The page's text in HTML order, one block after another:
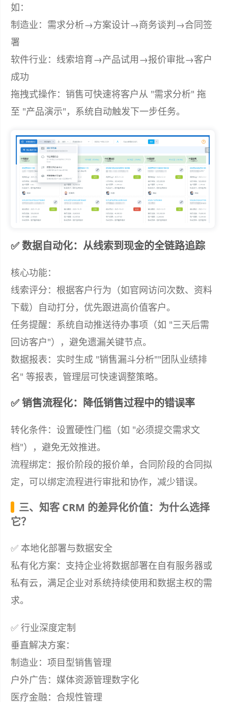
如：
制造业：需求分析→方案设计→商务谈判→合同签
署
软件行业：线索培育→产品试用→报价审批→客户
成功
拖拽式操作：销售可快速将客户从 "需求分析" 拖
至 "产品演示"，系统自动触发下一步任务。
✅ 数据自动化：从线索到现金的全链路追踪
核心功能：
线索评分：根据客户行为（如官网访问次数、资料
下载）自动打分，优先跟进高价值客户。
任务提醒：系统自动推送待办事项（如 "三天后需
回访客户"），避免遗漏关键节点。
数据报表：实时生成 "销售漏斗分析""团队业绩排
名" 等报表，管理层可快速调整策略。
✅ 销售流程化：降低销售过程中的错误率
转化条件：设置硬性门槛（如 "必须提交需求文
档"），避免无效推进。
流程绑定：报价阶段的报价单，合同阶段的合同拟
定，可以绑定流程进行审批和协作，减少错误。
三、知客 CRM 的差异化价值：为什么选择
它？
✅ 本地化部署与数据安全
私有化方案：支持企业将数据部署在自有服务器或
私有云，满足企业对系统持续使用和数据主权的需
求。
✅ 行业深度定制
垂直解决方案：
制造业：项目型销售管理
户外广告：媒体资源管理数字化
医疗金融：合规性管理